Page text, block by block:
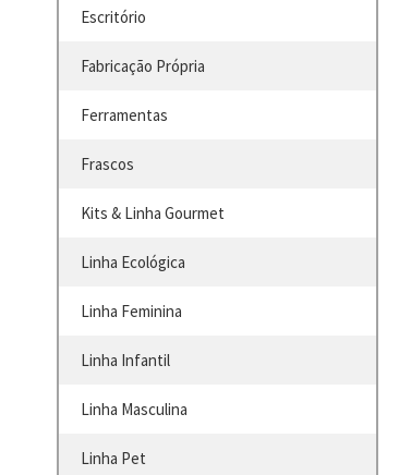
Escritório
Fabricação Própria
Ferramentas
Frascos
Kits & Linha Gourmet
Linha Ecológica
Linha Feminina
Linha Infantil
Linha Masculina
Linha Pet